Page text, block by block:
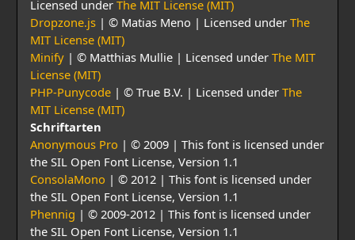
Licensed under The MIT License (MIT)
Dropzone.js | © Matias Meno | Licensed under The
MIT License (MIT)
Minify | © Matthias Mullie | Licensed under The MIT
License (MIT)
PHP-Punycode | © True B.V. | Licensed under The
MIT License (MIT)
Schriftarten
Anonymous Pro | © 2009 | This font is licensed under
the SIL Open Font License, Version 1.1
ConsolaMono | © 2012 | This font is licensed under
the SIL Open Font License, Version 1.1
Phennig | © 2009-2012 | This font is licensed under
the SIL Open Font License, Version 1.1